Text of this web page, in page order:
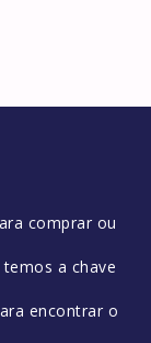
comprar ou
a chave
encontrar o